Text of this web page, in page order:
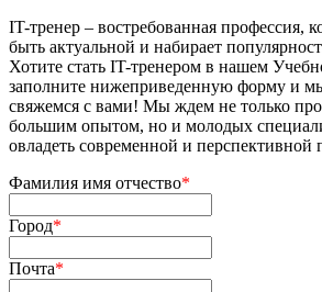
IT-тренер – востребованная профессия,
быть актуальной и набирает
Хотите стать IT-тренером в нашем
заполните нижеприведенную форму и
свяжемся с вами! Мы ждем не только
большим опытом, но и молодых
овладеть современной и перспективной
Фамилия имя отчество*
Город*
Почта*